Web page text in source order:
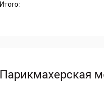
Итого:
Парикмахерская